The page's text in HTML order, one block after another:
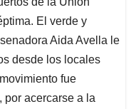
El verde y
Aida Avella le
desde los locales
fue
por acercarse a la